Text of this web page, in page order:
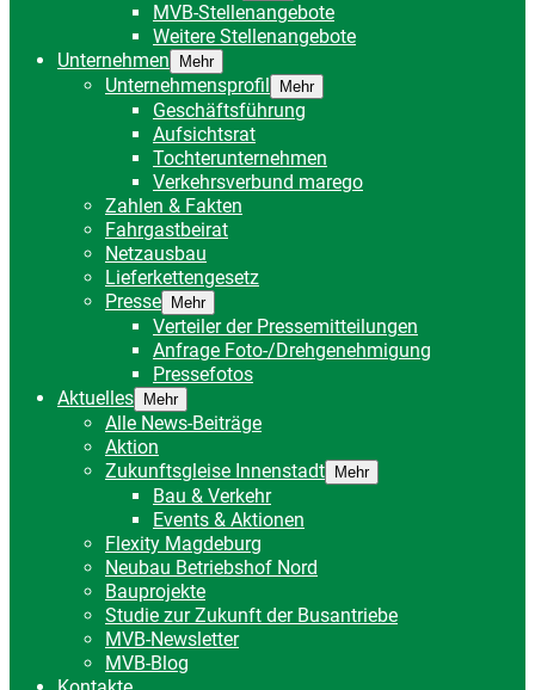
MVB-Stellenangebote
Weitere Stellenangebote
Unternehmen
Mehr
Unternehmensprofil Mehr
Geschäftsführung
Aufsichtsrat
Tochterunternehmen
Verkehrsverbund marego
Zahlen & Fakten
Fahrgastbeirat
Netzausbau
Lieferkettengesetz
Presse
Mehr
Verteiler der Pressemitteilungen
Anfrage Foto-/Drehgenehmigung
Pressefotos
Aktuelles
Mehr
Alle News-Beiträge
Aktion
Zukunftsgleise Innenstadt
Mehr
Bau & Verkehr
Events & Aktionen
Flexity Magdeburg
Neubau Betriebshof Nord
Bauprojekte
Studie zur Zukunft der Busantriebe
MVB-Newsletter
MVB-Blog